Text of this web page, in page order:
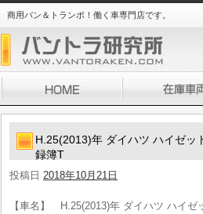
商用バン＆トランポ！働く車専門店です。
H.25(2013)年 ダイハツ ハイゼッ
録簿T
投稿日 2018年10月21日
【車名】 H.25(2013)年 ダイハツ ハイ